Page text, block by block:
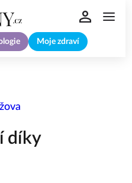
Moje zdraví
díky